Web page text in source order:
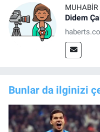
MUHABIR
Didem
Bunlar da ilginizi